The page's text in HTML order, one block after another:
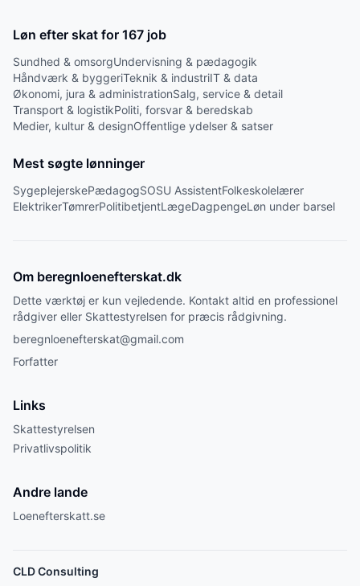
Løn efter skat for 167 job
Sundhed & omsorgUndervisning & pædagogik
Håndværk & byggeriTeknik & industriIT & data
Økonomi, jura & administrationSalg, service & detail
Transport & logistikPoliti, forsvar & beredskab
Medier, kultur & designOffentlige ydelser & satser
Mest søgte lønninger
SygeplejerskePædagogSOSU AssistentFolkeskolelærer
ElektrikerTømrerPolitibetjentLægeDagpengeLøn under barsel
Om beregnloenefterskat.dk
Dette værktøj er kun vejledende. Kontakt altid en professionel
rådgiver eller Skattestyrelsen for præcis rådgivning.
beregnloenefterskat@gmail.com
Forfatter
Links
Skattestyrelsen
Privatlivspolitik
Andre lande
Loenefterskatt.se
CLD Consulting